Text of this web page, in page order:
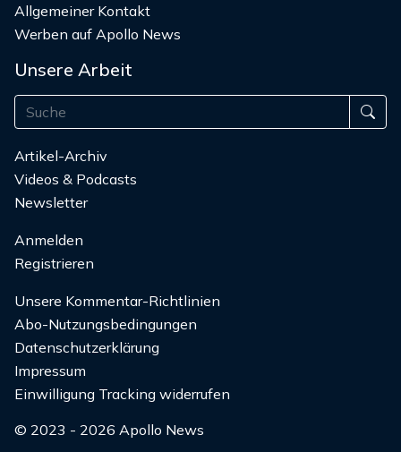
Allgemeiner Kontakt
Werben auf Apollo News
Unsere Arbeit
Artikel-Archiv
Videos & Podcasts
Newsletter
Anmelden
Registrieren
Unsere Kommentar-Richtlinien
Abo-Nutzungsbedingungen
Datenschutzerklärung
Impressum
Einwilligung Tracking widerrufen
© 2023 - 2026 Apollo News